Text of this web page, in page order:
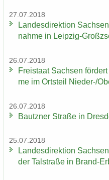
27.07.2018
Lan­des­di­rek­ti­on
nah­me in Leipzig-​
26.07.2018
Frei­staat Sach­sen
me im Orts­teil Nieder-​/
26.07.2018
Bautz­ner Stra­ße in
25.07.2018
Lan­des­di­rek­ti­on
der Tal­stra­ße in Brand-​